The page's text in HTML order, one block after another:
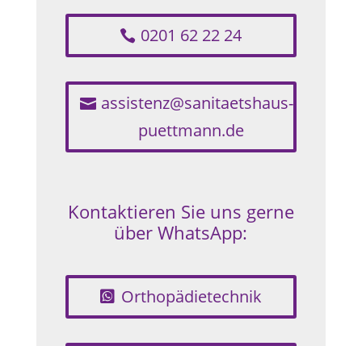
0201 62 22 24
assistenz@sanitaetshaus-
puettmann.de
Kontaktieren Sie uns gerne
über WhatsApp:
Orthopädietechnik